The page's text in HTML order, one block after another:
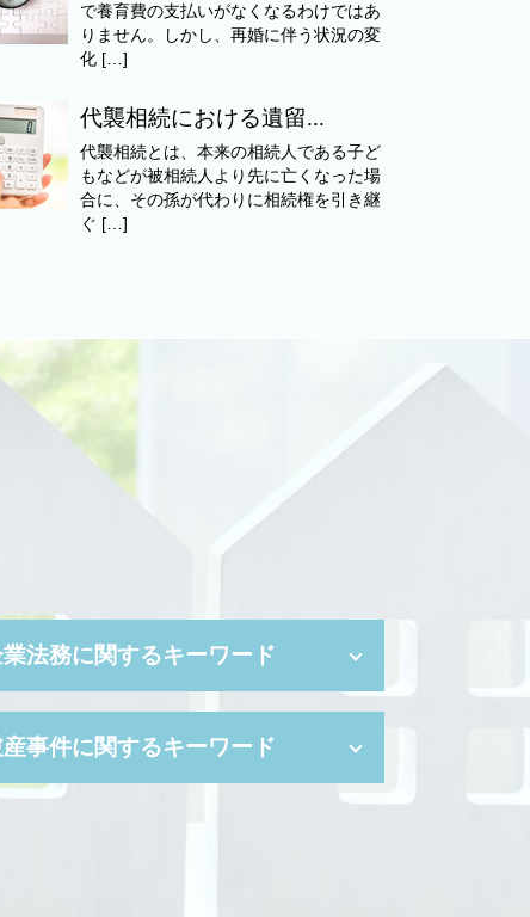
で養育費の支払いがなくなるわけではあ
りません。しかし、再婚に伴う状況の変
化 […]
代襲相続における遺留...
代襲相続とは、本来の相続人である子ど
もなどが被相続人より先に亡くなった場
合に、その孫が代わりに相続権を引き継
ぐ […]
法務に関するキーワード
事業 継承
リーガルチェック
事件に関するキーワード